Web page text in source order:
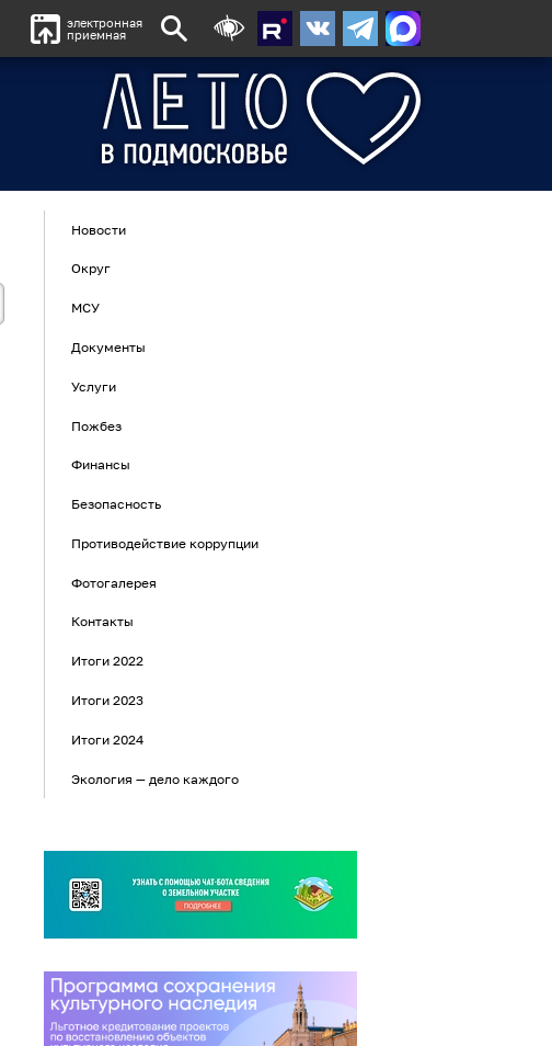
электронная
приемная
Новости
Округ
МСУ
Документы
Услуги
Пожбез
Финансы
Безопасность
Противодействие коррупции
Фотогалерея
Контакты
Итоги 2022
Итоги 2023
Итоги 2024
Экология — дело каждого